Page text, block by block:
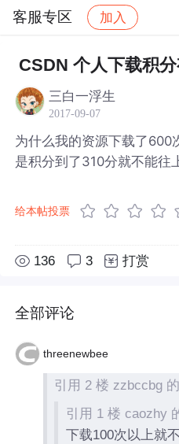
客服专区 加入
社区 客服专区 帖子
CSDN 个人下载积
三白一浮生
2017-09-07
为什么我的资源下载了600
是积分到了310分就不能往
给本帖投票
136 3 打赏
全部评论
threenewbee
引用 2 楼 zzbccbg
引用 1 楼 caozhy
下载100次以上就